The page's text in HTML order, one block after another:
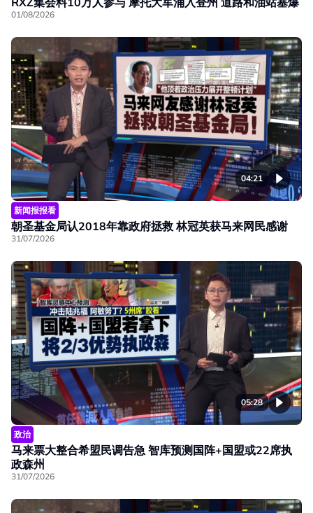
01/08/2026
04:21
新闻报报看
朝圣基金局认2018年靠政府拯救 林冠英获马来网民感谢
31/07/2026
05:28
政治
马来票大整合希盟民调告急 智库预测国阵+国盟或22席执
政森州
31/07/2026